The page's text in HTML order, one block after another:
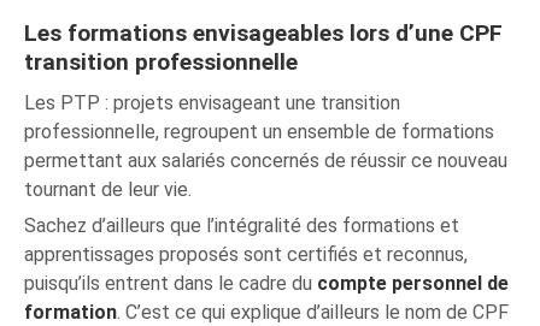
Les formations envisageables lors d’une CPF
transition professionnelle
Les PTP : projets envisageant une transition
professionnelle, regroupent un ensemble de formations
permettant aux salariés concernés de réussir ce nouveau
tournant de leur vie.
Sachez d’ailleurs que l’intégralité des formations et
apprentissages proposés sont certifiés et reconnus,
puisqu’ils entrent dans le cadre du compte personnel de
formation. C’est ce qui explique d’ailleurs le nom de CPF